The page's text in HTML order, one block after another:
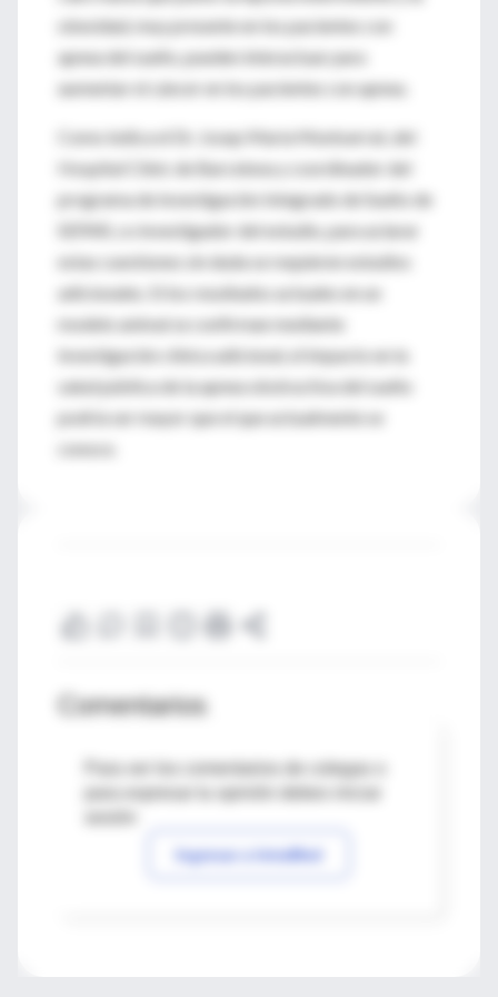
obesidad, muy presente en los pacientes con
apnea del sueño, pueden interactuar para
aumentar el cáncer en los pacientes con apnea.
Como indica el Dr. Josep María Montserrat, del
Hospital Clínic de Barcelona y coordinador del
programa de investigación Integrado de Sueño de
SEPAR, co investigador del estudio, para aclarar
estas cuestiones sin duda se requieren estudios
adicionales. Si los resultados actuales en un
modelo animal se confirman mediante
investigación clínica adicional, el impacto en la
salud pública de la apnea obstructiva del sueño
podría ser mayor que el que actualmente se
conoce.
Comentarios
Para ver los comentarios de colegas o
Ingresar a IntraMed